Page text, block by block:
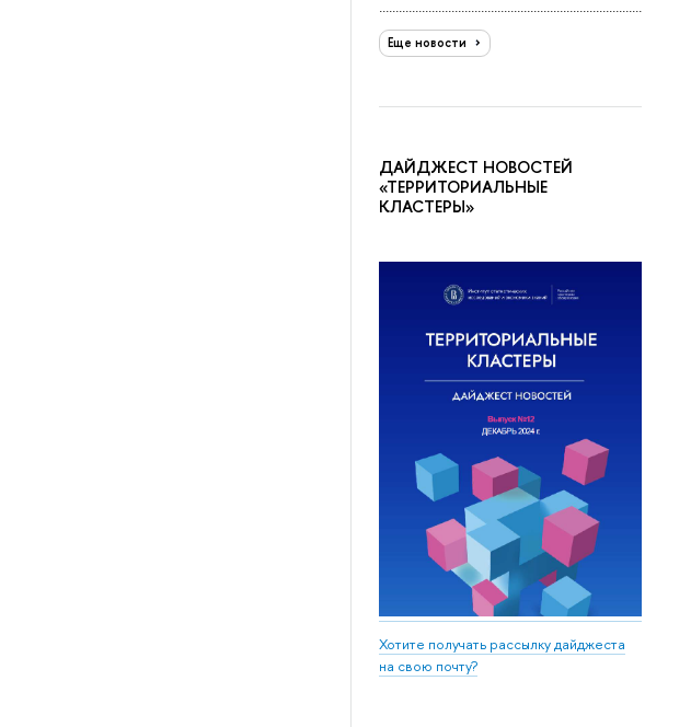
Еще новости
ДАЙДЖЕСТ НОВОСТЕЙ
«ТЕРРИТОРИАЛЬНЫЕ
КЛАСТЕРЫ»
Хотите получать рассылку дайджеста
на свою почту?